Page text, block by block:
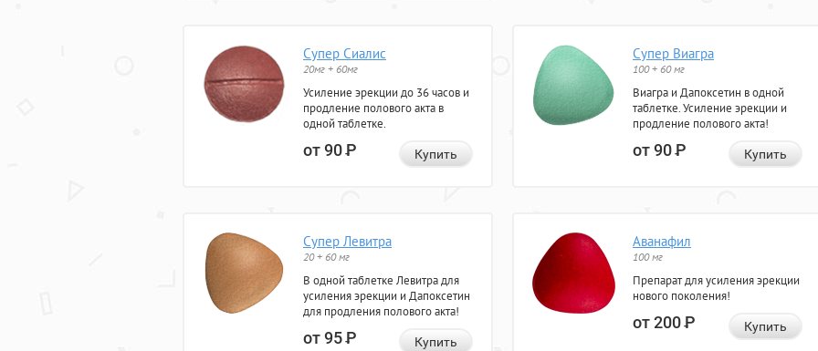
Супер Сиалис
20мг + 60мг
Усиление эрекции до 36 часов и
продление полового акта в
одной таблетке.
от 90Р Купить
Супер Виагра
100 + 60 мг
Виагра и Дапоксетин в одной
таблетке. Усиление эрекции и
продление полового акта!
от 90Р Купить
Супер Левитра
20 + 60 мг
В одной таблетке Левитра для
усиления эрекции и Дапоксетин
для продления полового акта!
от 95Р Купить
Аванафил
100 мг
Препарат для усиления эрекции
нового поколения!
от 200Р Купить